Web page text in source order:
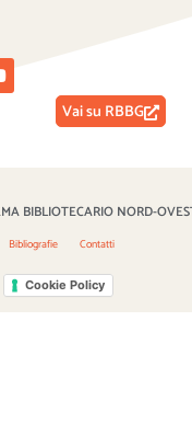
Vai su RBBG
BIBLIOTECARIO NORD-
Bibliografie Contatti
Cookie Policy